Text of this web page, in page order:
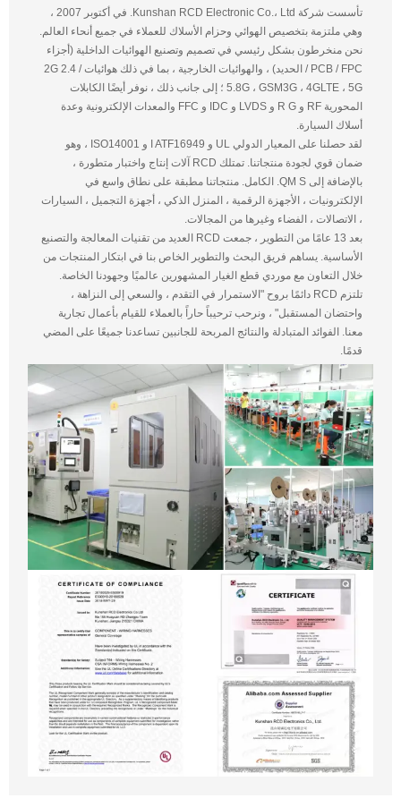
تأسست شركة Kunshan RCD Electronic Co.، Ltd. في أكتوبر 2007 ،
وهي ملتزمة بتخصيص الهوائي وحزام الأسلاك للعملاء في جميع أنحاء العالم.
نحن منخرطون بشكل رئيسي في تصميم وتصنيع الهوائيات الداخلية (أجزاء
PCB / FPC / الحديد) ، والهوائيات الخارجية ، بما في ذلك هوائيات 2G 2.4 /
5.8G ، GSM3G ، 4GLTE ، 5G ؛ إلى جانب ذلك ، نوفر أيضًا الكابلات
المحورية RF و R G و LVDS و IDC و FFC والمعدات الإلكترونية وعدة
أسلاك السيارة.
لقد حصلنا على المعيار الدولي UL و I ATF16949 و ISO14001 ، وهو
ضمان قوي لجودة منتجاتنا. تمتلك RCD آلات إنتاج واختبار متطورة ،
بالإضافة إلى QM S. الكامل. منتجاتنا مطبقة على نطاق واسع في
الإلكترونيات ، الأجهزة الرقمية ، المنزل الذكي ، أجهزة التجميل ، السيارات
، الاتصالات ، الفضاء وغيرها من المجالات.
بعد 13 عامًا من التطوير ، جمعت RCD العديد من تقنيات المعالجة والتصنيع
الأساسية. يساهم فريق البحث والتطوير الخاص بنا في ابتكار المنتجات من
خلال التعاون مع موردي قطع الغيار المشهورين عالميًا وجهودنا الخاصة.
تلتزم RCD دائمًا بروح "الاستمرار في التقدم ، والسعي إلى النزاهة ،
واحتضان المستقبل" ، ونرحب ترحيباً حاراً بالعملاء للقيام بأعمال تجارية
معنا. الفوائد المتبادلة والنتائج المربحة للجانبين تساعدنا جميعًا على المضي
قدمًا.